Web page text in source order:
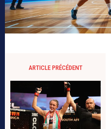
ARTICLE PRÉCÉDENT